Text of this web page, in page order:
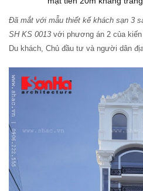
Đã mắt với mẫu thiết kế khách sạn 3
SH KS 0013 với phương án 2 của
Du khách, Chủ đầu tư và người dân